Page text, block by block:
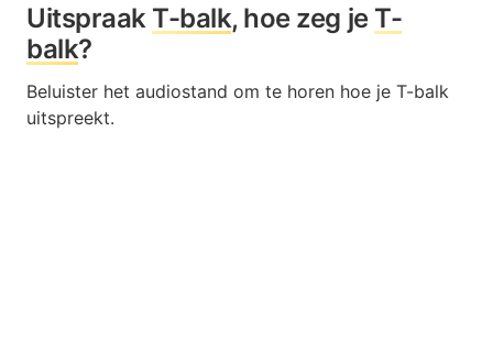
Uitspraak T-balk, hoe zeg je T-
balk?
Beluister het audiostand om te horen hoe je T-balk
uitspreekt.